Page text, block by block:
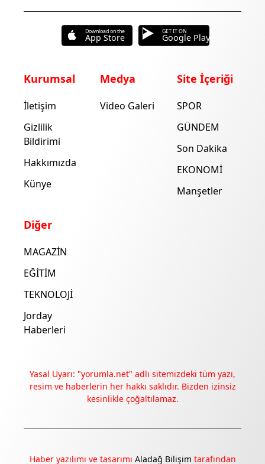
Download on the
App Store
GET IT ON
Google Play
Kurumsal
İletişim
Gizlilik
Bildirimi
Hakkımızda
Künye
Medya
Video Galeri
Site İçeriği
SPOR
GÜNDEM
Son Dakika
EKONOMİ
Manşetler
Diğer
MAGAZİN
EĞİTİM
TEKNOLOJİ
Jorday
Haberleri
Yasal Uyarı: "yorumla.net" adlı sitemizdeki tüm yazı,
resim ve haberlerin her hakkı saklıdır. Bizden izinsiz
kesinlikle çoğaltılamaz.
Haber yazılımı ve tasarımı Aladağ Bilişim tarafından